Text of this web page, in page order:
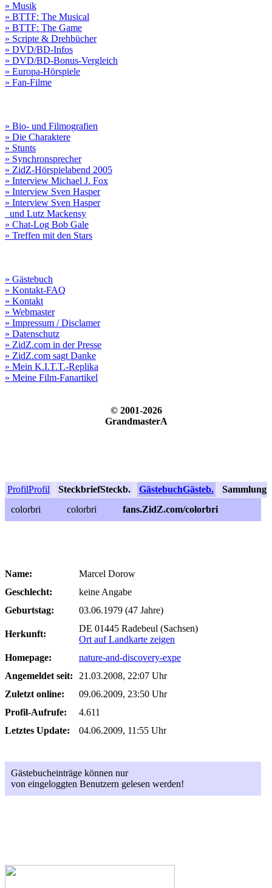
» Musik
» BTTF: The Musical
» BTTF: The Game
» Scripte & Drehbücher
» DVD/BD-Infos
» DVD/BD-Bonus-Vergleich
» Europa-Hörspiele
» Fan-Filme
» Bio- und Filmografien
» Die Charaktere
» Stunts
» Synchronsprecher
» ZidZ-Hörspielabend 2005
» Interview Michael J. Fox
» Interview Sven Hasper
» Interview Sven Hasper
und Lutz Mackensy
» Chat-Log Bob Gale
» Treffen mit den Stars
» Gästebuch
» Kontakt-FAQ
» Kontakt
» Webmaster
» Impressum / Disclamer
» Datenschutz
» ZidZ.com in der Presse
» ZidZ.com sagt Danke
» Mein K.I.T.T.-Replika
» Meine Film-Fanartikel
© 2001-2026
GrandmasterA
ProfilProfil SteckbriefSteckb. GästebuchGästeb. Sammlung
colorbri
colorbri fans.ZidZ.com/colorbri
Name:
Marcel Dorow
Geschlecht:
keine Angabe
Geburtstag:
03.06.1979 (47 Jahre)
Herkunft:
DE 01445 Radebeul (Sachsen)
Ort auf Landkarte zeigen
Homepage:
nature-and-discovery-expe
Angemeldet seit:
21.03.2008, 22:07 Uhr
Zuletzt online:
09.06.2009, 23:50 Uhr
Profil-Aufrufe:
4.611
Letztes Update:
04.06.2009, 11:55 Uhr
Gästebucheinträge können nur
von eingeloggten Benutzern gelesen werden!